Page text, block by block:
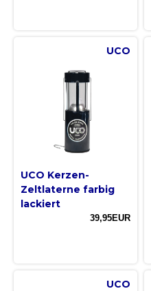
UCO
UCO Kerzen-
Zeltlaterne farbig
lackiert
39,95EUR
UCO